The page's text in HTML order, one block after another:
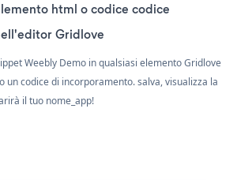
html o codice codice
Gridlove
Weebly Demo in qualsiasi elemento Gridlove
un codice di incorporamento. salva, visualizza la
il tuo nome_app!